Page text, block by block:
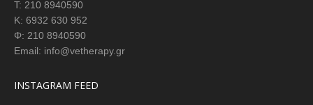
Τ: 210 8940590
K: 6932 630 952
Φ: 210 8940590
Email: info@vetherapy.gr
INSTAGRAM FEED